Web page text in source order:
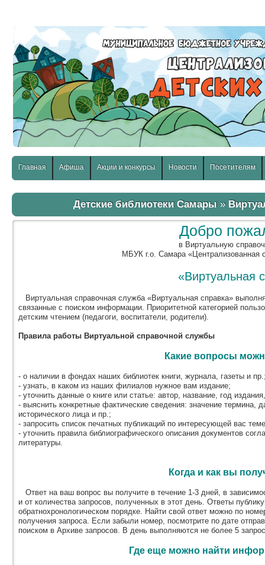
Главная Афиша Акции и конкурсы Новости Посетителям
Детские библиотеки Самары »
Добро
в Виртуальную
МБУК г.о. Самара «Централизованная
«Виртуальная
Виртуальная справочная служба «Виртуальная справка»
связанные с поиском информации. Приоритетной категорией
детским чтением (педагоги, воспитатели, родители).
Правила работы Виртуальной справочной службы
Какие вопросы
- о наличии в фондах наших библиотек книги, журнала, газеты и
- узнать, в каком из наших филиалов нужное вам издание;
- уточнить данные о книге или статье: автор, название, год
- выяснить конкретные фактические сведения: значение термина,
исторического лица и пр.;
- запросить список печатных публикаций по интересующей вас
- уточнить правила библиографического описания документов
литературы.
Когда и как вы
Ответ на ваш вопрос вы получите в течение 1-3 дней, в
и от количества запросов, полученных в этот день. Ответы
обратнохронологическом порядке. Найти свой ответ можно по
получения запроса. Если забыли номер, посмотрите по дате
поиском в Архиве запросов. В день выполняются не более 5
Где еще можно найти